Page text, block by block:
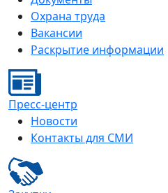
Охрана труда
Вакансии
Раскрытие информации
Пресс-центр
Новости
Контакты для СМИ